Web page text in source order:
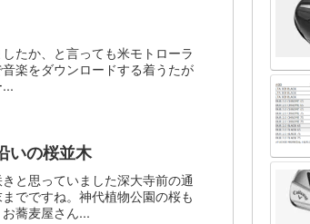
たか、と言っても米モトローラ
楽をダウンロードする着うたが
いの桜並木
と思っていました深大寺前の通
でですね。神代植物公園の桜も
蕎麦屋さん...